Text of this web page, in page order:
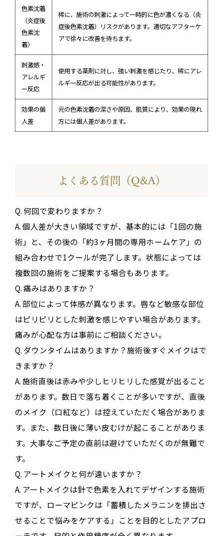
色素沈着
（炎症後
色素沈
着）
稀に、施術の刺激によって一時的に色が濃くなる（炎
症後色素沈着）リスクがあります。適切なアフターケ
アで徐々に改善を待ちます。
刺激感・
アレルギ
ー反応
使用する薬剤に対し、強い刺激を感じたり、稀にアレ
ルギー反応が出る可能性があります。
効果の個
人差
元の色素沈着の深さや原因、肌質により、効果の現れ
方には個人差があります。
よくある質問（Q&A）
Q. 何回で変わりますか？
A. 個人差が大きい領域ですが、基本的には「1回の施
術」と、その後の「約3ヶ月間の専用ホームケア」の
組み合わせで1クールが完了します。状態によっては
複数回の施術をご提案する場合もあります。
Q. 痛みはありますか？
A. 部位によって体感が異なります。唇など敏感な部位
はピリピリとした刺激を感じやすい場合があります。
痛みが心配な方は事前にご相談ください。
Q. ダウンタイムはありますか？施術後すぐメイクはで
きますか？
A. 施術直後は赤みや少しヒリヒリした感覚が出ること
があります。数日で落ち着くことが多いですが、直後
のメイク（口紅など）は控えていただく場合がありま
す。また、数日後に薄い皮むけが起こることがありま
す。大事なご予定の直前は避けていただくのが無難で
す。
Q. アートメイクと何が違いますか？
A. アートメイクは針で色素を入れてデザインする施術
ですが、ローマピンクは「蓄積したメラニンを排出さ
せることで悩みをケアする」ことを目的としたアプロ